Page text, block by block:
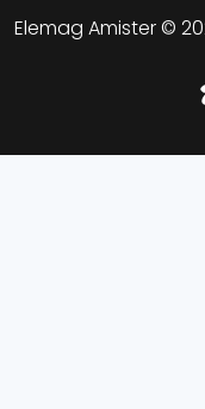
Elemag Amister ©